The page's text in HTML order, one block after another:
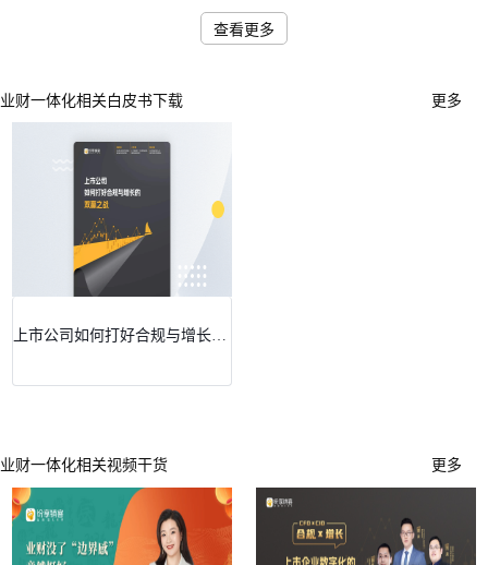
查看更多
业财一体化相关白皮书下载 更多
业财一体化相关视频干货 更多